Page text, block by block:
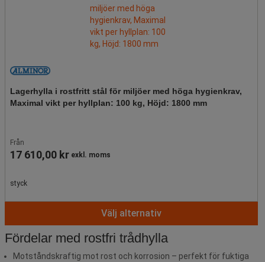
Lagerhylla i rostfritt stål för miljöer med höga hygienkrav,
Maximal vikt per hyllplan: 100 kg, Höjd: 1800 mm
Från
17 610,00 kr exkl. moms
styck
Välj alternativ
Fördelar med rostfri trådhylla
Motståndskraftig mot rost och korrosion – perfekt för fuktiga